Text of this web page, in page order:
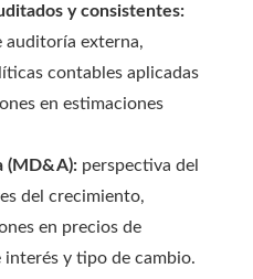
y consistentes:
auditoría externa,
contables aplicadas
en estimaciones
(MD&A): perspectiva del
del crecimiento,
en precios de
interés y tipo de cambio.